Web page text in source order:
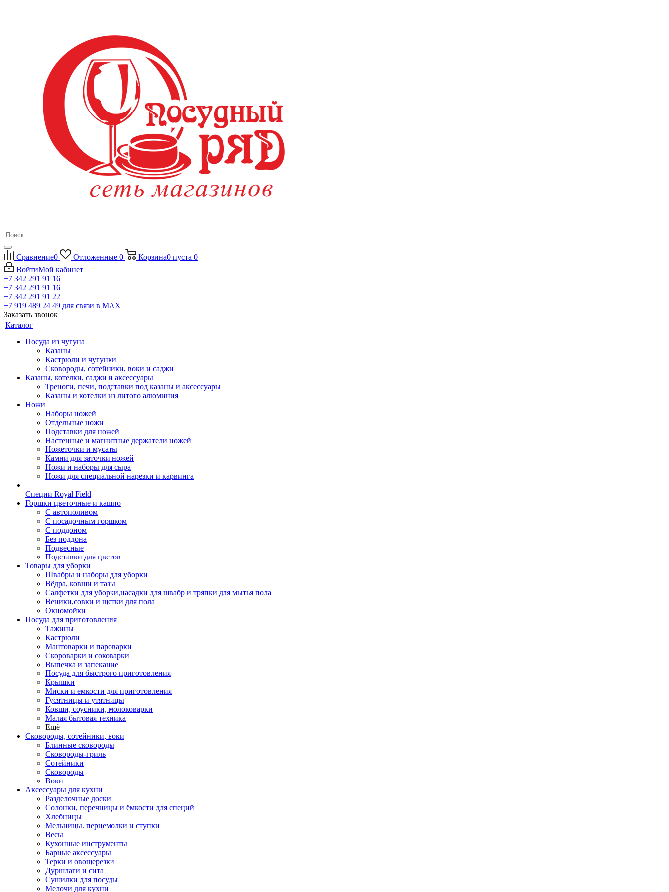
Сравнение0 Отложенные 0 Корзина0 пуста 0
ВойтиМой кабинет
+7 342 291 91 16
+7 342 291 91 16
+7 342 291 91 22
+7 919 489 24 49 для связи в МАХ
Заказать звонок
Каталог
Посуда из чугуна
Казаны
Кастрюли и чугунки
Сковороды, сотейники, воки и саджи
Казаны, котелки, саджи и аксессуары
Треноги, печи, подставки под казаны и аксессуары
Казаны и котелки из литого алюминия
Ножи
Наборы ножей
Отдельные ножи
Подставки для ножей
Настенные и магнитные держатели ножей
Ножеточки и мусаты
Камни для заточки ножей
Ножи и наборы для сыра
Ножи для специальной нарезки и карвинга
Специи Royal Field
Горшки цветочные и кашпо
С автополивом
С посадочным горшком
С поддоном
Без поддона
Подвесные
Подставки для цветов
Товары для уборки
Швабры и наборы для уборки
Вёдра, ковши и тазы
Салфетки для уборки,насадки для швабр и тряпки для мытья пола
Веники,совки и щетки для пола
Окномойки
Посуда для приготовления
Тажины
Кастрюли
Мантоварки и пароварки
Скороварки и соковарки
Выпечка и запекание
Посуда для быстрого приготовления
Крышки
Миски и емкости для приготовления
Гусятницы и утятницы
Ковши, соусники, молоковарки
Малая бытовая техника
Ещё
Сковороды, сотейники, воки
Блинные сковороды
Сковороды-гриль
Сотейники
Сковороды
Воки
Аксессуары для кухни
Разделочные доски
Солонки, перечницы и ёмкости для специй
Хлебницы
Мельницы. перцемолки и ступки
Весы
Кухонные инструменты
Барные аксессуары
Терки и овощерезки
Дуршлаги и сита
Сушилки для посуды
Мелочи для кухни